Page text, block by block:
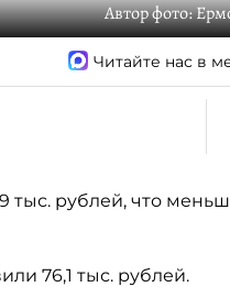
Автор фото:
Читайте нас в
тыс. рублей, что
76,1 тыс. рублей.